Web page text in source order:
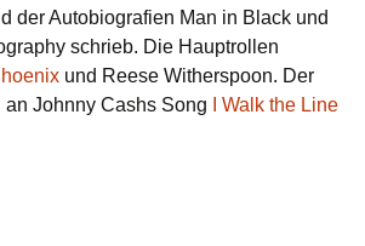
der Autobiografien Man in Black und
schrieb. Die Hauptrollen
und Reese Witherspoon. Der
an Johnny Cashs Song
I Walk the Line